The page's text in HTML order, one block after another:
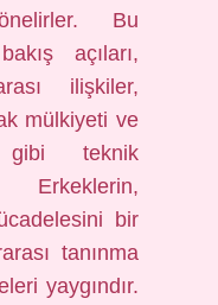
Bu
açıları,
ilişkiler,
mülkiyeti ve
gibi teknik
Erkeklerin,
bir
tanınma
yaygındır.